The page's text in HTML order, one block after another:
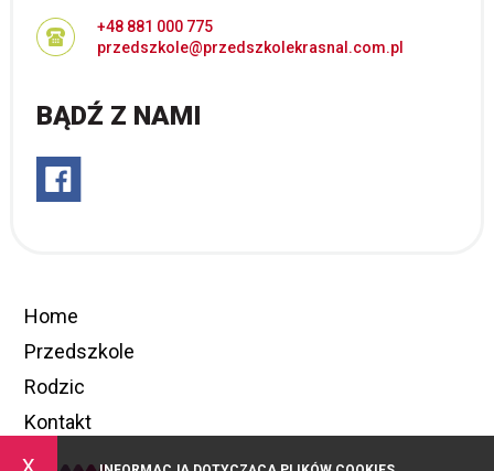
x
+48 881 000 775
przedszkole@przedszkolekrasnal.com.pl
BĄDŹ Z NAMI
Home
Przedszkole
Rodzic
Kontakt